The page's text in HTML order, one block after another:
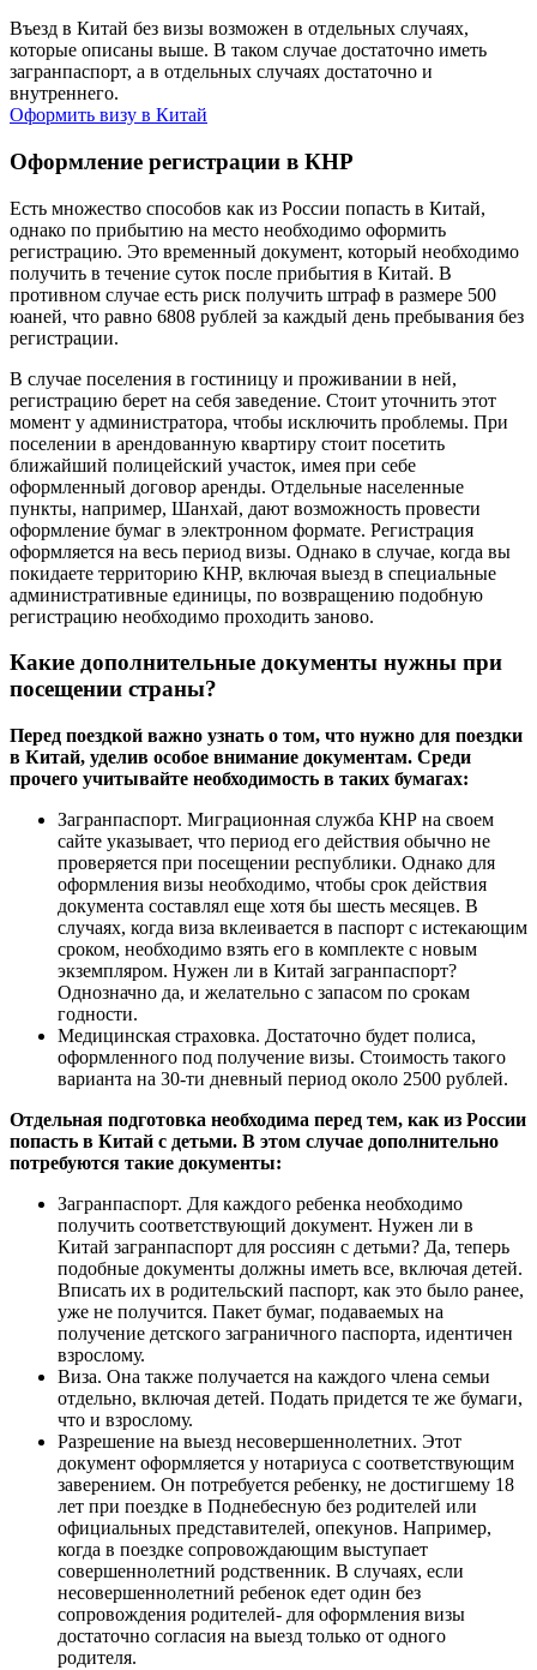
Въезд в Китай без визы возможен в отдельных случаях,
которые описаны выше. В таком случае достаточно иметь
загранпаспорт, а в отдельных случаях достаточно и
внутреннего.
Оформить визу в Китай
Оформление регистрации в КНР
Есть множество способов как из России попасть в Китай,
однако по прибытию на место необходимо оформить
регистрацию. Это временный документ, который необходимо
получить в течение суток после прибытия в Китай. В
противном случае есть риск получить штраф в размере 500
юаней, что равно 6808 рублей за каждый день пребывания без
регистрации.
В случае поселения в гостиницу и проживании в ней,
регистрацию берет на себя заведение. Стоит уточнить этот
момент у администратора, чтобы исключить проблемы. При
поселении в арендованную квартиру стоит посетить
ближайший полицейский участок, имея при себе
оформленный договор аренды. Отдельные населенные
пункты, например, Шанхай, дают возможность провести
оформление бумаг в электронном формате. Регистрация
оформляется на весь период визы. Однако в случае, когда вы
покидаете территорию КНР, включая выезд в специальные
административные единицы, по возвращению подобную
регистрацию необходимо проходить заново.
Какие дополнительные документы нужны при
посещении страны?
Перед поездкой важно узнать о том, что нужно для поездки
в Китай, уделив особое внимание документам. Среди
прочего учитывайте необходимость в таких бумагах:
Загранпаспорт. Миграционная служба КНР на своем
сайте указывает, что период его действия обычно не
проверяется при посещении республики. Однако для
оформления визы необходимо, чтобы срок действия
документа составлял еще хотя бы шесть месяцев. В
случаях, когда виза вклеивается в паспорт с истекающим
сроком, необходимо взять его в комплекте с новым
экземпляром. Нужен ли в Китай загранпаспорт?
Однозначно да, и желательно с запасом по срокам
годности.
Медицинская страховка. Достаточно будет полиса,
оформленного под получение визы. Стоимость такого
варианта на 30-ти дневный период около 2500 рублей.
Отдельная подготовка необходима перед тем, как из России
попасть в Китай с детьми. В этом случае дополнительно
потребуются такие документы:
Загранпаспорт. Для каждого ребенка необходимо
получить соответствующий документ. Нужен ли в
Китай загранпаспорт для россиян с детьми? Да, теперь
подобные документы должны иметь все, включая детей.
Вписать их в родительский паспорт, как это было ранее,
уже не получится. Пакет бумаг, подаваемых на
получение детского заграничного паспорта, идентичен
взрослому.
Виза. Она также получается на каждого члена семьи
отдельно, включая детей. Подать придется те же бумаги,
что и взрослому.
Разрешение на выезд несовершеннолетних. Этот
документ оформляется у нотариуса с соответствующим
заверением. Он потребуется ребенку, не достигшему 18
лет при поездке в Поднебесную без родителей или
официальных представителей, опекунов. Например,
когда в поездке сопровождающим выступает
совершеннолетний родственник. В случаях, если
несовершеннолетний ребенок едет один без
сопровождения родителей- для оформления визы
достаточно согласия на выезд только от одного
родителя.